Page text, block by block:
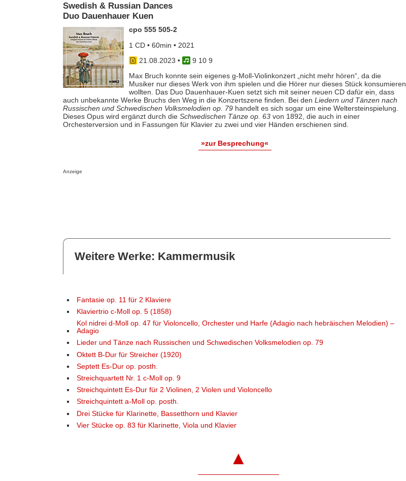
Swedish & Russian Dances
Duo Dauenhauer Kuen
cpo 555 505-2
1 CD • 60min • 2021
21.08.2023 •
9 10 9
Max Bruch konnte sein eigenes g-Moll-Violinkonzert „nicht mehr hören“, da die
Musiker nur dieses Werk von ihm spielen und die Hörer nur dieses Stück konsumieren
wollten. Das Duo Dauenhauer-Kuen setzt sich mit seiner neuen CD dafür ein, dass
auch unbekannte Werke Bruchs den Weg in die Konzertszene finden. Bei den Liedern und Tänzen nach
Russischen und Schwedischen Volksmelodien op. 79handelt es sich sogar um eine Weltersteinspielung.
Dieses Opus wird ergänzt durch die Schwedischen Tänze op. 63von 1892, die auch in einer
Orchesterversion und in Fassungen für Klavier zu zwei und vier Händen erschienen sind.
»zur Besprechung«
Anzeige
Weitere Werke: Kammermusik
Fantasie op. 11 für 2 Klaviere
Klaviertrio c-Moll op. 5 (1858)
Kol nidrei d-Moll op. 47 für Violoncello, Orchester und Harfe (Adagio nach hebräischen Melodien) –
Adagio
Lieder und Tänze nach Russischen und Schwedischen Volksmelodien op. 79
Oktett B-Dur für Streicher (1920)
Septett Es-Dur op. posth.
Streichquartett Nr. 1 c-Moll op. 9
Streichquintett Es-Dur für 2 Violinen, 2 Violen und Violoncello
Streichquintett a-Moll op. posth.
Drei Stücke für Klarinette, Bassetthorn und Klavier
Vier Stücke op. 83 für Klarinette, Viola und Klavier
▲